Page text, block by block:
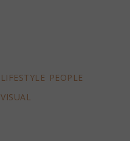
LIFESTYLE PEOPLE
VISUAL